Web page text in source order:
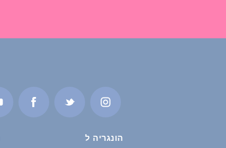
הונגריה ל